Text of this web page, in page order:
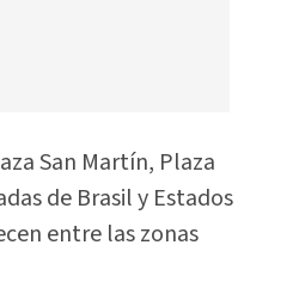
San Martín, Plaza
de Brasil y Estados
entre las zonas